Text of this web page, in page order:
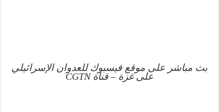
بث مباشر على موقع فيسبوك للعدوان الإسرائيلي
على غزة – قناة CGTN